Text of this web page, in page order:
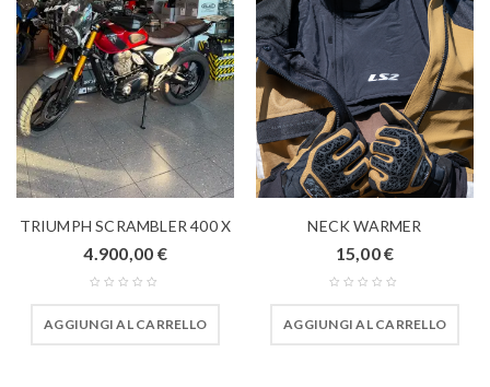
TRIUMPH SCRAMBLER 400 X
4.900,00 €
AGGIUNGI AL CARRELLO
NECK WARMER
15,00€
AGGIUNGI AL CARRELLO